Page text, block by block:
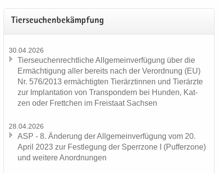
Tier­seu­chen­be­kämp­fung
30.04.2026
Tier­seu­chen­recht­li­che All­ge­mein­ver­fü­gung über die
Er­mäch­ti­gung aller be­reits nach der Ver­ord­nung (EU)
Nr. 576/2013 er­mäch­tig­ten Tier­ärz­tin­nen und Tier­ärz­te
zur Im­plan­ta­ti­on von Trans­pon­dern bei Hun­den, Kat­
zen oder Frett­chen im Frei­staat Sach­sen
28.04.2026
ASP - 8. Än­de­rung der All­ge­mein­ver­fü­gung vom 20.
April 2023 zur Fest­le­gung der Sperr­zo­ne I (Puf­fer­zo­ne)
und wei­te­re An­ord­nun­gen